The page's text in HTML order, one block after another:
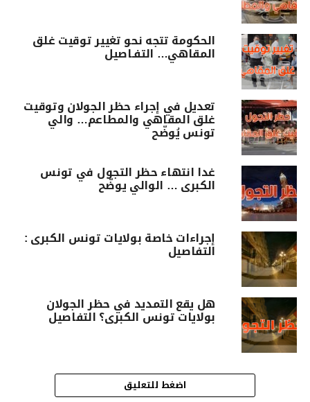
الحكومة تتجه نحو تغيير توقيت غلق
المقاهي… التفـاصيل
تعديل في إجراء حظر الجولان وتوقيت
غلق المقاهي والمطاعم… والي
تونس يُوضّح
غدا انتهاء حظر التجول في تونس
الكبرى … الوالي يوضّح
إجراءات خاصة بولايات تونس الكبرى :
التفاصيل
هل يقع التمديد في حظر الجولان
بولايات تونس الكبرى؟ التفاصيل
اضغط للتعليق